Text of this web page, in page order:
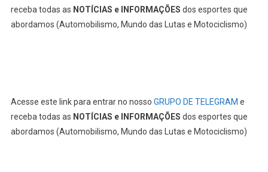
receba todas as NOTÍCIAS e INFORMAÇÕES dos esportes que
abordamos (Automobilismo, Mundo das Lutas e Motociclismo)
Acesse este link para entrar no nosso GRUPO DE TELEGRAM e
receba todas as NOTÍCIAS e INFORMAÇÕES dos esportes que
abordamos (Automobilismo, Mundo das Lutas e Motociclismo)